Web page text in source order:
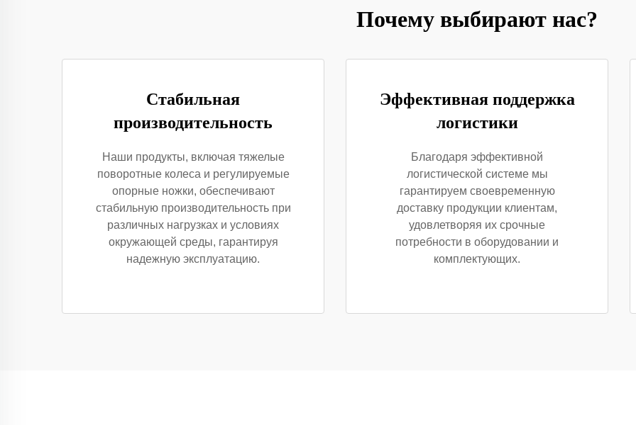
Почему выбирают нас?
Стабильная
производительность
Наши продукты, включая тяжелые
поворотные колеса и регулируемые
опорные ножки, обеспечивают
стабильную производительность при
различных нагрузках и условиях
окружающей среды, гарантируя
надежную эксплуатацию.
Эффективная поддержка
логистики
Благодаря эффективной
логистической системе мы
гарантируем своевременную
доставку продукции клиентам,
удовлетворяя их срочные
потребности в оборудовании и
комплектующих.